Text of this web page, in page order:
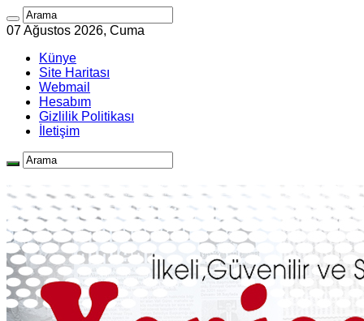
07 Ağustos 2026, Cuma
Künye
Site Haritası
Webmail
Hesabım
Gizlilik Politikası
İletişim